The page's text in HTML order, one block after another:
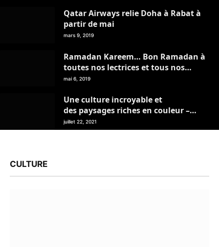
Qatar Airways relie Doha à Rabat à
partir de mai
mars 9, 2019
Ramadan Kareem… Bon Ramadan à
toutes nos lectrices et tous nos
lecteurs
mai 6, 2019
Une culture incroyable et
des paysages riches en couleur –
Mon Livret de Voyage – juillet 2021
juillet 22, 2021
CULTURE